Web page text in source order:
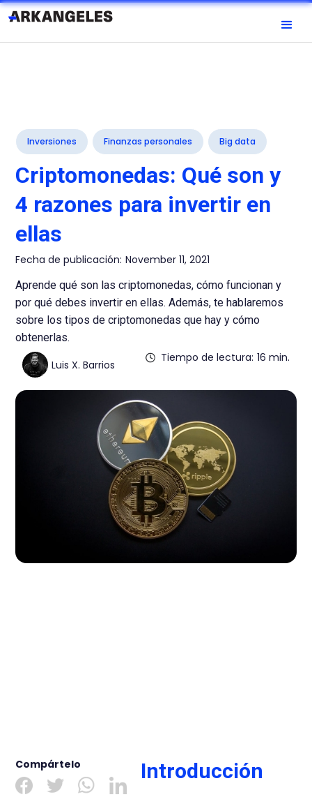
Inversiones Finanzas personales Big data
Criptomonedas: Qué son y
4 razones para invertir en
ellas
Fecha de publicación: November 11, 2021
Aprende qué son las criptomonedas, cómo funcionan y
por qué debes invertir en ellas. Además, te hablaremos
sobre los tipos de criptomonedas que hay y cómo
obtenerlas.
Luis X. Barrios
Tiempo de lectura: 16 min.
Compártelo Introducción